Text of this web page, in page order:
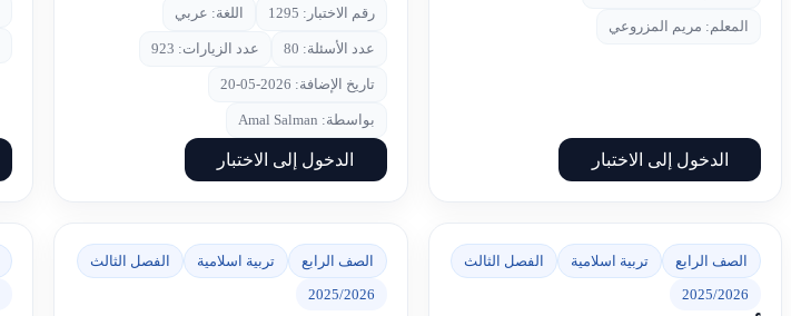
المعلم: مريم المزروعي
الدخول إلى الاختبار
رقم الاختبار: 1295 اللغة: عربي
عدد الأسئلة: 80 عدد الزيارات: 923
تاريخ الإضافة: 2026-05-20
بواسطة: Amal Salman
الدخول إلى الاختبار
الصف الرابع تربية اسلامية
الفصل الثالث
2025/2026
الصف الرابع تربية اسلامية
الفصل الثالث
2025/2026